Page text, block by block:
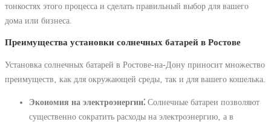
тонкостях этого процесса и сделать правильный выбор для вашего
дома или бизнеса.
Преимущества установки солнечных батарей в Ростове
Установка солнечных батарей в Ростове-на-Дону приносит множество
преимуществ‚ как для окружающей среды‚ так и для вашего кошелька.
Экономия на электроэнергии⁚ Солнечные батареи позволяют
существенно сократить расходы на электроэнергию‚ а в